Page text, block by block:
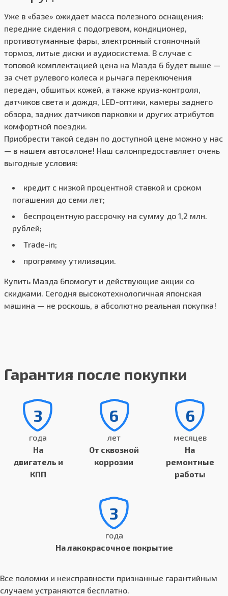
Уже в «базе» ожидает масса полезного оснащения:
передние сидения с подогревом, кондиционер,
противотуманные фары, электронный стояночный
тормоз, литые диски и аудиосистема. В случае с
топовой комплектацией цена на Мазда 6 будет выше —
за счет рулевого колеса и рычага переключения
передач, обшитых кожей, а также круиз-контроля,
датчиков света и дождя, LED-оптики, камеры заднего
обзора, задних датчиков парковки и других атрибутов
комфортной поездки.
Приобрести такой седан по доступной цене можно у нас
— в нашем автосалоне! Наш салонпредоставляет очень
выгодные условия:
кредит с низкой процентной ставкой и сроком
погашения до семи лет;
беспроцентную рассрочку на сумму до 1,2 млн.
рублей;
Trade-in;
программу утилизации.
Купить Мазда 6помогут и действующие акции со
скидками. Сегодня высокотехнологичная японская
машина — не роскошь, а абсолютно реальная покупка!
Гарантия после покупки
3
года
На
двигатель и
КПП
6
лет
От сквозной
коррозии
6
месяцев
На
ремонтные
работы
3
года
На лакокрасочное покрытие
Все поломки и неисправности признанные гарантийным
случаем устраняются бесплатно.